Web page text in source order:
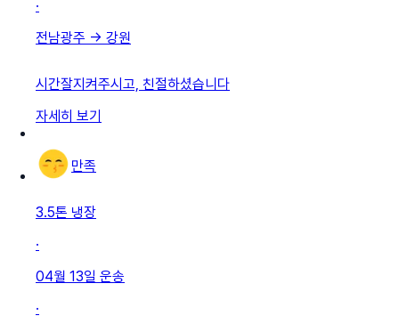
·
전남광주 → 강원
시간잘지켜주시고, 친절하셨습니다
자세히 보기
만족
3.5톤 냉장
·
04월 13일 운송
·